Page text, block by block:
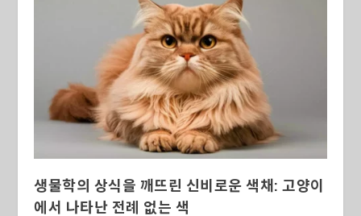
생물학의 상식을 깨뜨린 신비로운 색채: 고양이
에서 나타난 전례 없는 색